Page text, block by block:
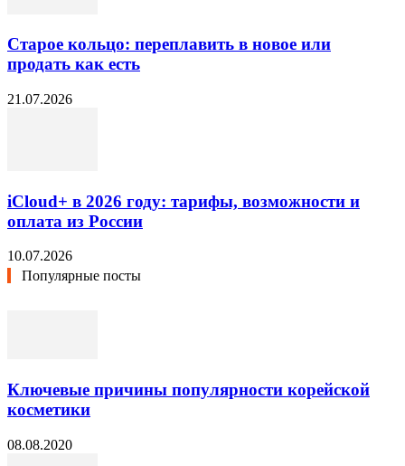
Старое кольцо: переплавить в новое или
продать как есть
21.07.2026
iCloud+ в 2026 году: тарифы, возможности и
оплата из России
10.07.2026
Популярные посты
Ключевые причины популярности корейской
косметики
08.08.2020